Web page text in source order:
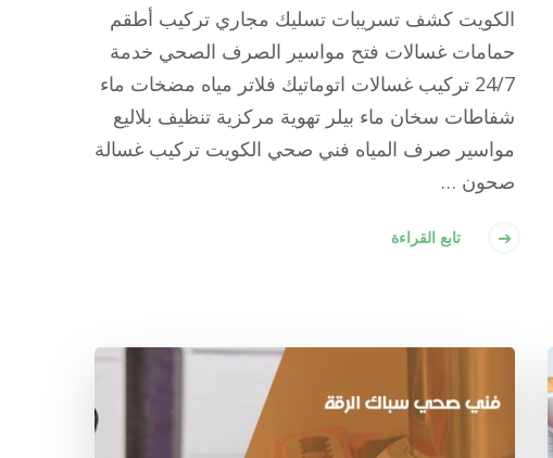
الكويت كشف تسريبات تسليك مجاري تركيب أطقم
حمامات غسالات فتح مواسير الصرف الصحي خدمة
24/7 تركيب غسالات اتوماتيك فلاتر مياه مضخات ماء
شفاطات سخان ماء بيلر تهوية مركزية تنظيف بلاليع
مواسير صرف المياه فني صحي الكويت تركيب غسالة
صحون …
تابع القراءة